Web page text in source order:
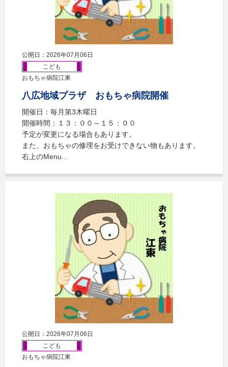
公開日：2026年07月06日
こども
おもちゃ病院江東
八広地域プラザ おもちゃ病院開催
開催日：毎月第3木曜日
開催時間：１３：００～１５：００
予定が変更になる場合もあります。
また、おもちゃの修理をお受けできない物もあります。
右上のMenu...
公開日：2026年07月06日
こども
おもちゃ病院江東